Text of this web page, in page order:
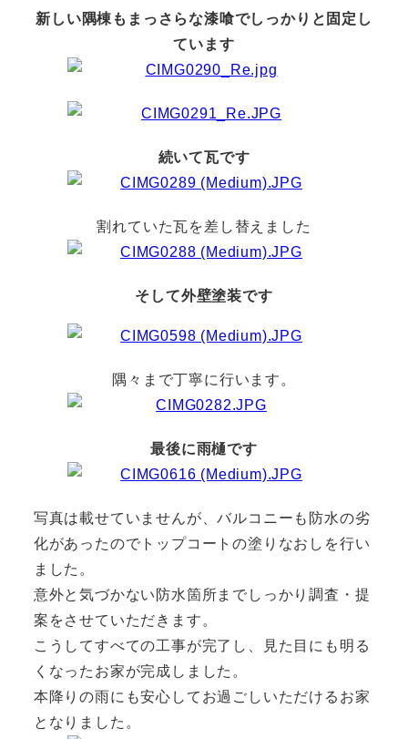
新しい隅棟もまっさらな漆喰でしっかりと固定し
ています
続いて瓦です
割れていた瓦を差し替えました
そして外壁塗装です
隅々まで丁寧に行います。
最後に雨樋です
写真は載せていませんが、バルコニーも防水の劣
化があったのでトップコートの塗りなおしを行い
ました。
意外と気づかない防水箇所までしっかり調査・提
案をさせていただきます。
こうしてすべての工事が完了し、見た目にも明る
くなったお家が完成しました。
本降りの雨にも安心してお過ごしいただけるお家
となりました。